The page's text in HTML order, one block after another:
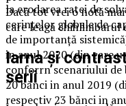
la erodarea ratei de
cerinţelor globale de
de importanţă
in anul 2020 (din care
conforrn scenariului de
20 bănci in anul 2019
respectiv 23 bănci in
Dacă tot vrei o notă
care leagă chihlimbarul
Iarna și
serii